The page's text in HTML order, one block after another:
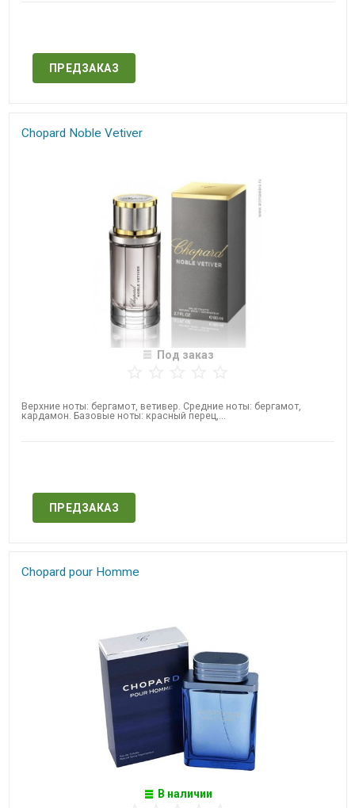
ПРЕДЗАКАЗ
Chopard Noble Vetiver
Под заказ
Верхние ноты: бергамот, ветивер. Средние ноты: бергамот,
кардамон. Базовые ноты: красный перец,...
ПРЕДЗАКАЗ
Chopard pour Homme
В наличии